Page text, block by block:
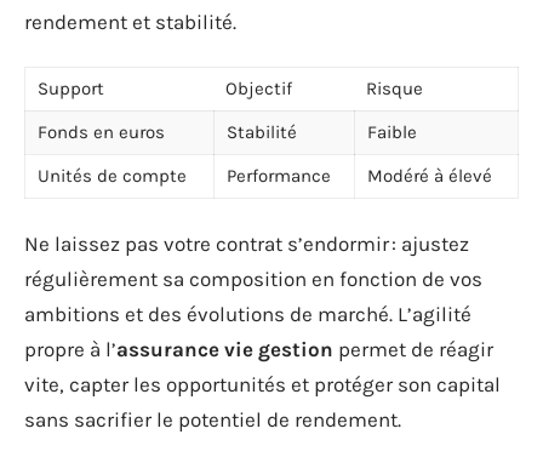
rendement et stabilité.
Support Objectif
Risque
Fonds en euros
Stabilité
Faible
Unités de compte
Performance Modéré à élevé
Ne laissez pas votre contrat s’endormir : ajustez
régulièrement sa composition en fonction de vos
ambitions et des évolutions de marché. L’agilité
propre à l’assurance vie gestion permet de réagir
vite, capter les opportunités et protéger son capital
sans sacrifier le potentiel de rendement.